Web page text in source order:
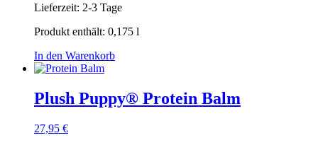
Lieferzeit: 2-3 Tage
Produkt enthält: 0,175 l
In den Warenkorb
Plush Puppy® Protein Balm
27,95 €